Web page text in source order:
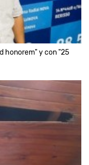
honorem" y con "25